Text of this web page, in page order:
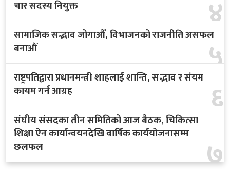
४
चार सदस्य नियुक्त
५
सामाजिक सद्भाव जोगाऔँ, विभाजनको राजनीति असफल
बनाऔँ
६
राष्ट्रपतिद्वारा प्रधानमन्त्री शाहलाई शान्ति, सद्भाव र संयम
कायम गर्न आग्रह
७
संघीय संसदका तीन समितिको आज बैठक, चिकित्सा
शिक्षा ऐन कार्यान्वयनदेखि वार्षिक कार्ययोजनासम्म
छलफल